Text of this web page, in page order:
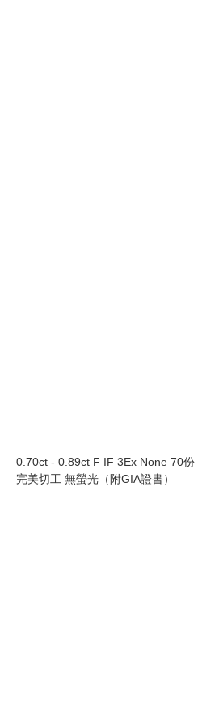
0.70ct - 0.89ct F IF 3Ex None 70份
完美切工 無螢光（附GIA證書）